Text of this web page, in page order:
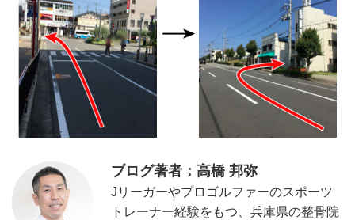
ブログ著者：高橋 邦弥
Jリーガーやプロゴルファーのスポーツ
トレーナー経験をもつ、兵庫県の整骨院